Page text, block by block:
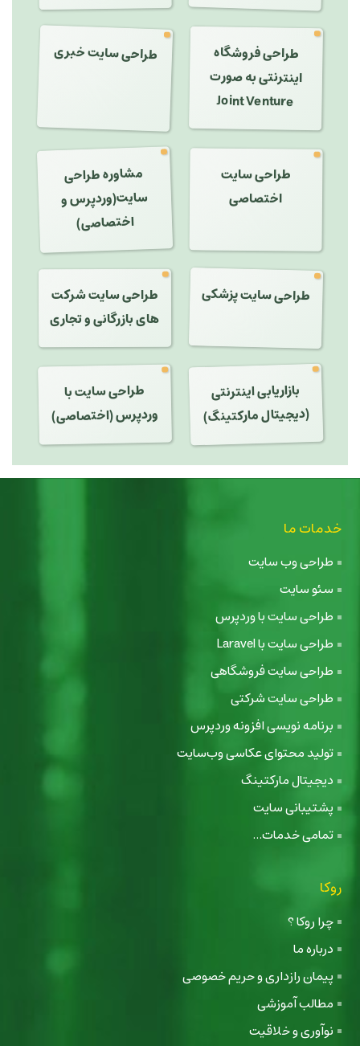
طراحی فروشگاه
اینترنتی به صورت
Joint Venture
طراحی سایت خبری
طراحی سایت
اختصاصی
مشاوره طراحی
سایت(وردپرس و
اختصاصی)
طراحی سایت پزشکی طراحی سایت شرکت
های بازرگانی و تجاری
بازاریابی اینترنتی
(دیجیتال مارکتینگ)
طراحی سایت با
وردپرس (اختصاصی)
خدمات ما
طراحی وب سایت
سئو سایت
طراحی سایت با وردپرس
طراحی سایت با Laravel
طراحی سایت فروشگاهی
طراحی سایت شرکتی
برنامه نویسی افزونه وردپرس
تولید محتوای عکاسی وب‌سایت
دیجیتال مارکتینگ
پشتیبانی سایت
تمامی خدمات...
روکا
چرا روکا ؟
درباره ما
پیمان رازداری و حریم خصوصی
مطالب آموزشی
نوآوری و خلاقیت